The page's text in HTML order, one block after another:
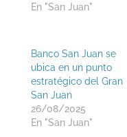
En "San Juan"
Banco San Juan se
ubica en un punto
estratégico del Gran
San Juan
26/08/2025
En "San Juan"